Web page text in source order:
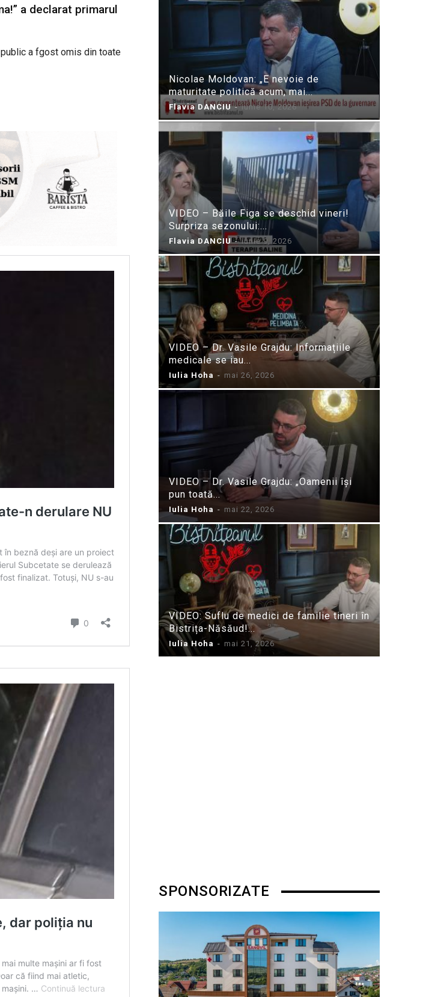
a declarat primarul
a fgost omis din toate
Nicolae Moldovan: „E nevoie de
maturitate politică acum, mai...
Flavia DANCIU - iunie 10, 2026
VIDEO – Băile Figa se deschid vineri!
Surpriza sezonului:...
Flavia DANCIU - iunie 9, 2026
VIDEO – Dr. Vasile Grajdu: Informațiile
medicale se iau...
Iulia Hoha - mai 26, 2026
VIDEO – Dr. Vasile Grajdu: „Oamenii își
pun toată...
Iulia Hoha - mai 22, 2026
VIDEO: Suflu de medici de familie tineri în
Bistrița-Năsăud!...
Iulia Hoha - mai 21, 2026
SPONSORIZATE